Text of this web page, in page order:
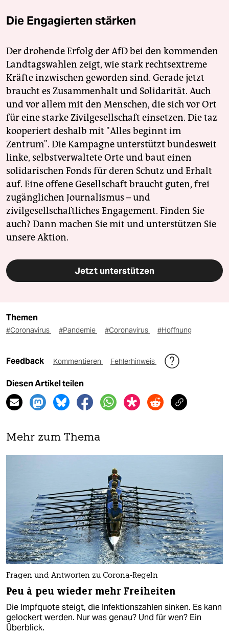
Die Engagierten stärken
Der drohende Erfolg der AfD bei den kommenden
Landtagswahlen zeigt, wie stark rechtsextreme
Kräfte inzwischen geworden sind. Gerade jetzt
braucht es Zusammenhalt und Solidarität. Auch
und vor allem mit den Menschen, die sich vor Ort
für eine starke Zivilgesellschaft einsetzen. Die taz
kooperiert deshalb mit "Alles beginnt im
Zentrum". Die Kampagne unterstützt bundesweit
linke, selbstverwaltete Orte und baut einen
solidarischen Fonds für deren Schutz und Erhalt
auf. Eine offene Gesellschaft braucht guten, frei
zugänglichen Journalismus – und
zivilgesellschaftliches Engagement. Finden Sie
auch? Dann machen Sie mit und unterstützen Sie
unsere Aktion.
Jetzt unterstützen
Themen
#Coronavirus #Pandemie #Coronavirus #Hoffnung
Feedback Kommentieren Fehlerhinweis
Diesen Artikel teilen
Mehr zum Thema
Fragen und Antworten zu Corona-Regeln
Peu à peu wieder mehr Freiheiten
Die Impfquote steigt, die Infektionszahlen sinken. Es kann
gelockert werden. Nur was genau? Und für wen? Ein
Überblick.